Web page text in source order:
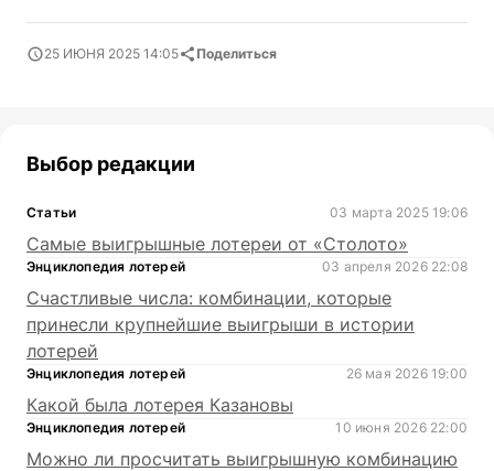
25 ИЮНЯ 2025 14:05 Поделиться
Выбор редакции
Статьи 03 марта 2025 19:06
Самые выигрышные лотереи от «Столото»
Энциклопедия лотерей 03 апреля 2026 22:08
Счастливые числа: комбинации, которые
принесли крупнейшие выигрыши в истории
лотерей
Энциклопедия лотерей 26 мая 2026 19:00
Какой была лотерея Казановы
Энциклопедия лотерей 10 июня 2026 22:00
Можно ли просчитать выигрышную комбинацию